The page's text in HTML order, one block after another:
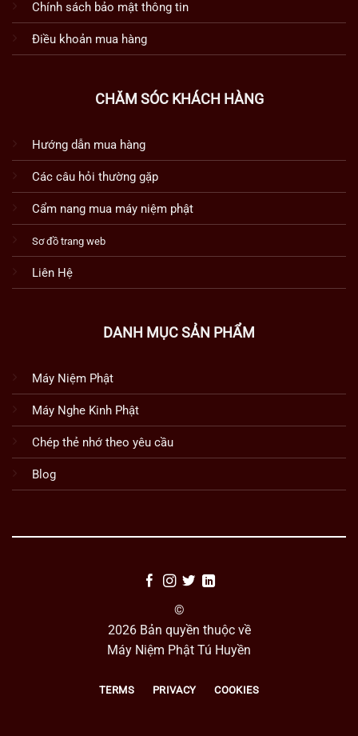
Chính sách bảo mật thông tin
Điều khoản mua hàng
CHĂM SÓC KHÁCH HÀNG
Hướng dẫn mua hàng
Các câu hỏi thường gặp
Cẩm nang mua máy niệm phật
Sơ đồ trang web
Liên Hệ
DANH MỤC SẢN PHẨM
Máy Niệm Phật
Máy Nghe Kinh Phật
Chép thẻ nhớ theo yêu cầu
Blog
©
2026 Bản quyền thuộc về
Máy Niệm Phật Tú Huyền
TERMS PRIVACY COOKIES